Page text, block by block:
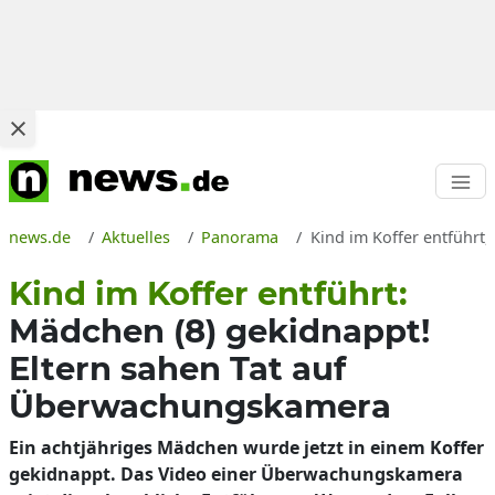
news.de Aktuelles Panorama Kind im Koffer entführt,
Kind im Koffer entführt:
Mädchen (8) gekidnappt!
Eltern sahen Tat auf
Überwachungskamera
Ein achtjähriges Mädchen wurde jetzt in einem Koffer
gekidnappt. Das Video einer Überwachungskamera